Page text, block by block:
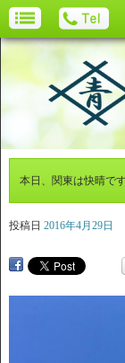
本日、関東は快晴で
投稿日 2016年4月29日